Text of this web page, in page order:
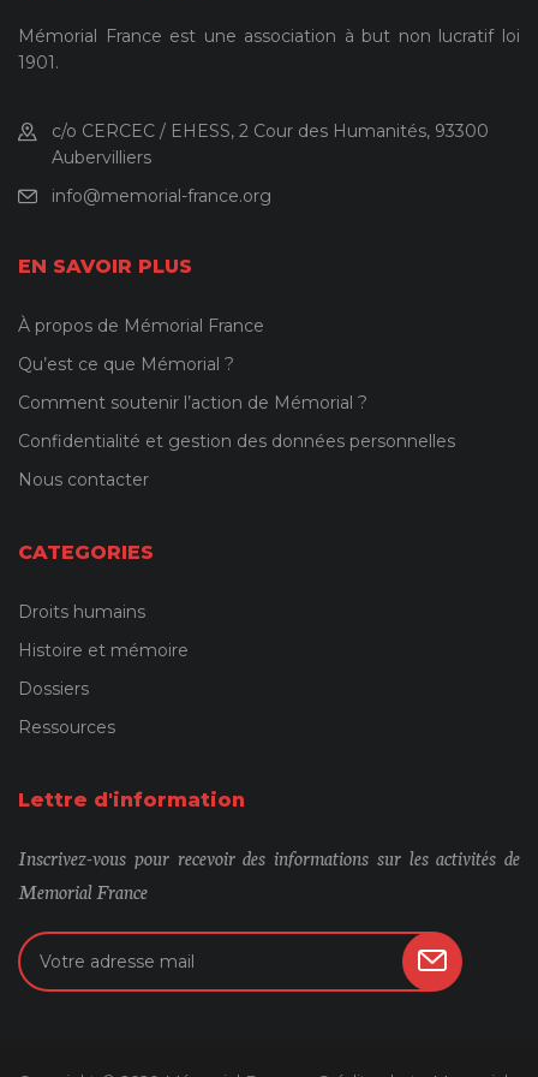
Mémorial France est une association à but non lucratif loi
1901.
c/o CERCEC / EHESS, 2 Cour des Humanités, 93300
Aubervilliers
info@memorial-france.org
EN SAVOIR PLUS
À propos de Mémorial France
Qu’est ce que Mémorial ?
Comment soutenir l’action de Mémorial ?
Confidentialité et gestion des données personnelles
Nous contacter
CATEGORIES
Droits humains
Histoire et mémoire
Dossiers
Ressources
Lettre d'information
Inscrivez-vous pour recevoir des informations sur les activités de
Memorial France